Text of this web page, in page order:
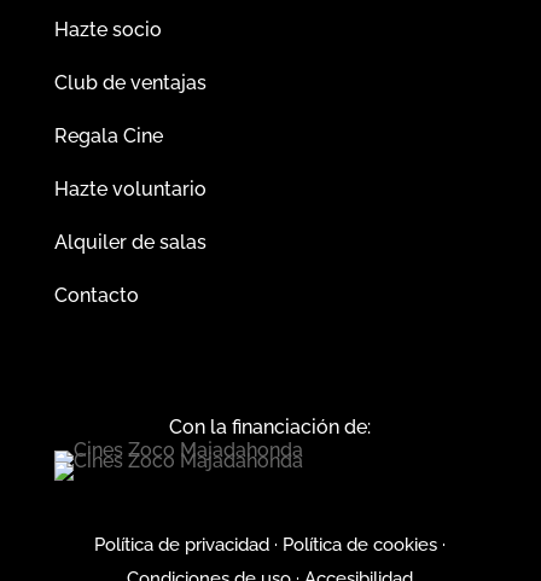
Hazte socio
Club de ventajas
Regala Cine
Hazte voluntario
Alquiler de salas
Contacto
Con la financiación de:
Política de privacidad · Política de cookies ·